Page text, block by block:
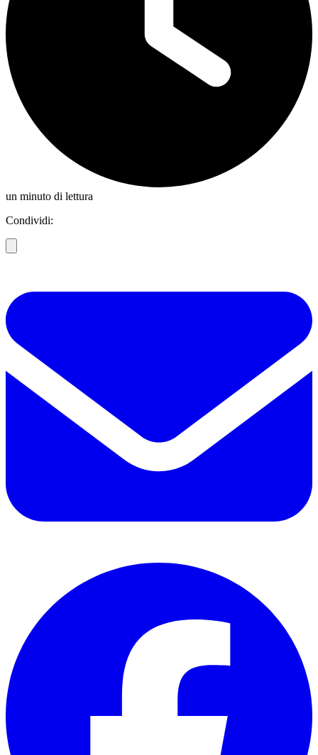
un minuto di lettura
Condividi: